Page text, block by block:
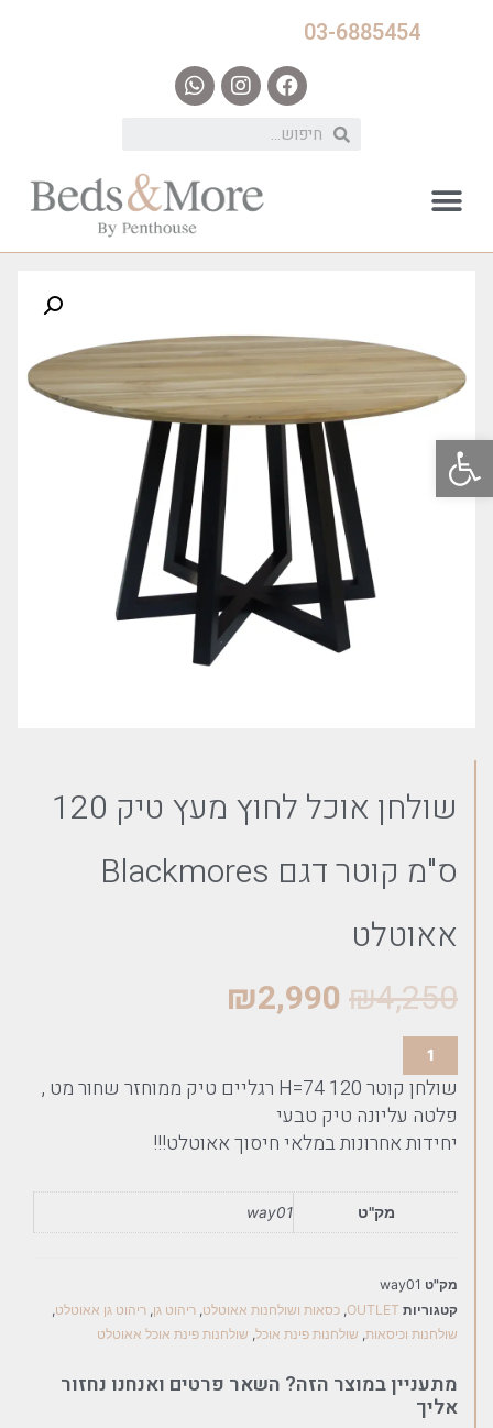
פתח סרגל נגישות
03-6885454
שולחן אוכל לחוץ מעץ טיק 120
ס"מ קוטר דגם Blackmores
אאוטלט
₪4,250
₪2,990
שולחן קוטר 120 H=74 רגליים טיק ממוחזר שחור מט ,
פלטה עליונה טיק טבעי
יחידות אחרונות במלאי חיסוך אאוטלט!!!
מק"ט way01
מק"ט way01
קטגוריות OUTLET
, כסאות ושולחנות אאוטלט, ריהוט גן, ריהוט גן אאוטלט,
שולחנות וכיסאות, שולחנות פינת אוכל, שולחנות פינת אוכל אאוטלט
מתעניין במוצר הזה? השאר פרטים ואנחנו נחזור
אליך